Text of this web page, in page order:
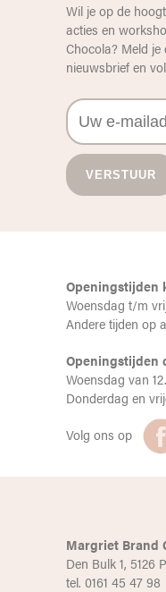
Wil je op de
acties en
Chocola? Meld
nieuwsbrief en
Openingstijden
Woensdag t/m
Andere tijden op
Openingstijden
Woensdag van
Donderdag en
Volg ons op
Margriet Brand
Den Bulk 1, 5126
tel. 0161 45 47 98